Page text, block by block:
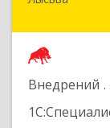
Внедрений